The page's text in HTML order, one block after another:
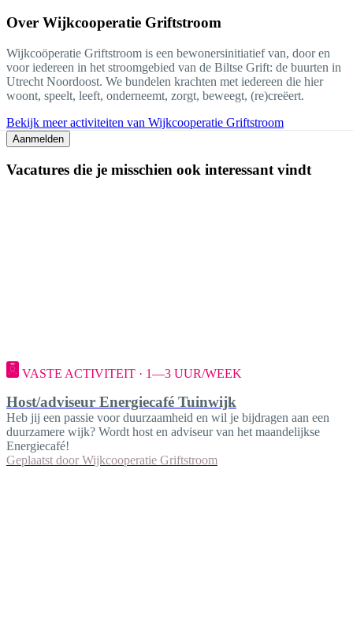
Over Wijkcooperatie Griftstroom
Wijkcoöperatie Griftstroom is een bewonersinitiatief van, door en
voor iedereen in het stroomgebied van de Biltse Grift: de buurten in
Utrecht Noordoost. We bundelen krachten met iedereen die hier
woont, speelt, leeft, onderneemt, zorgt, beweegt, (re)creëert.
Bekijk meer activiteiten van Wijkcooperatie Griftstroom
Aanmelden
Vacatures die je misschien ook interessant vindt
VASTE ACTIVITEIT · 1—3 UUR/WEEK
Host/adviseur Energiecafé Tuinwijk
Heb jij een passie voor duurzaamheid en wil je bijdragen aan een
duurzamere wijk? Wordt host en adviseur van het maandelijkse
Energiecafé!
Geplaatst door Wijkcooperatie Griftstroom